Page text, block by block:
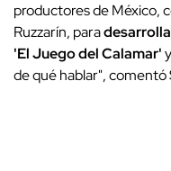
productores de México,
Ruzzarín, para
'El Juego del Calamar'
de qué hablar", comentó